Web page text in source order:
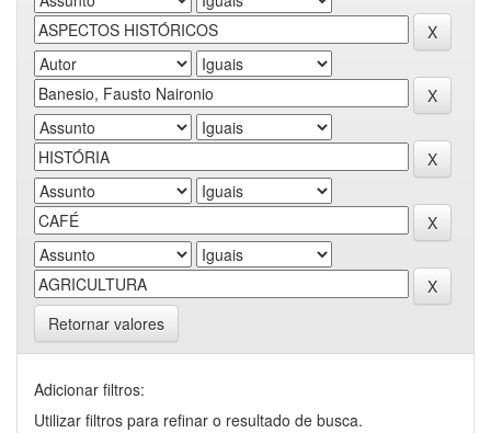
Retornar valores
Adicionar filtros:
Utilizar filtros para refinar o resultado de busca.